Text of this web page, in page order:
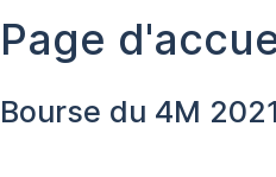
Page
Bourse du 4M